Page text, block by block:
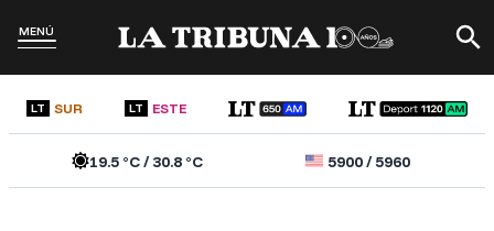
MENÚ
LT SUR LT ESTE
19.5°C /30.8°C 5900/5960